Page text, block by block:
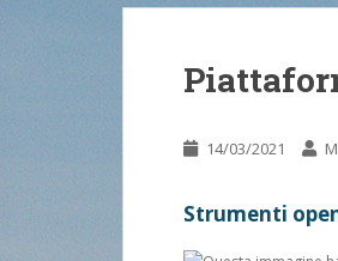
14/03/2021
Strumenti